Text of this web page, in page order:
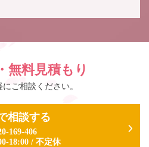
無料見積もり
ご相談ください。
相談する
169-406
18:00/ 不定休